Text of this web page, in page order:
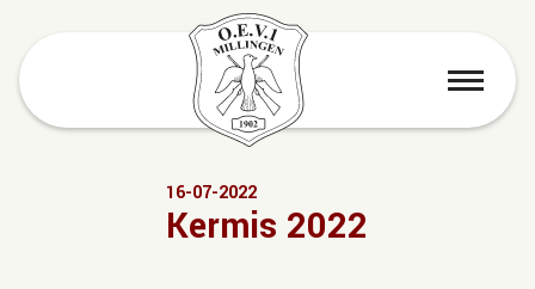
menu
16-07-2022
Kermis 2022